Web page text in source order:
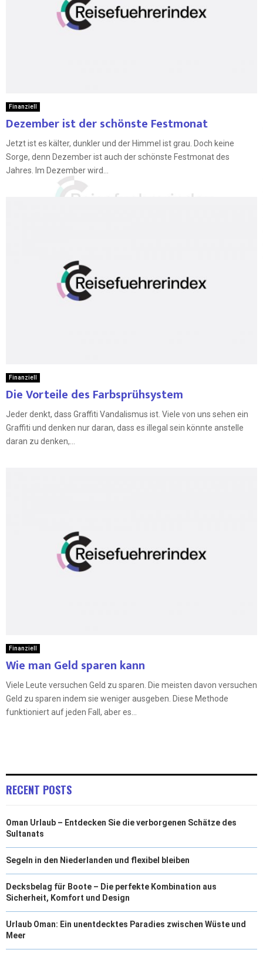
Finanziell
Dezember ist der schönste Festmonat
Jetzt ist es kälter, dunkler und der Himmel ist grau. Doch keine
Sorge, denn Dezember ist auch der schönste Festmonat des
Jahres. Im Dezember wird...
Finanziell
Die Vorteile des Farbsprühsystem
Jeder denkt, dass Graffiti Vandalismus ist. Viele von uns sehen ein
Graffiti und denken nur daran, dass es illegal sein könnte anstelle
daran zu denken,...
Finanziell
Wie man Geld sparen kann
Viele Leute versuchen Geld zu sparen. Die meisten davon versuchen
Geld zu sparen indem sie weniger ausgeben. Diese Methode
funktioniert auf jeden Fall, aber es...
RECENT POSTS
Oman Urlaub – Entdecken Sie die verborgenen Schätze des
Sultanats
Segeln in den Niederlanden und flexibel bleiben
Decksbelag für Boote – Die perfekte Kombination aus
Sicherheit, Komfort und Design
Urlaub Oman: Ein unentdecktes Paradies zwischen Wüste und
Meer